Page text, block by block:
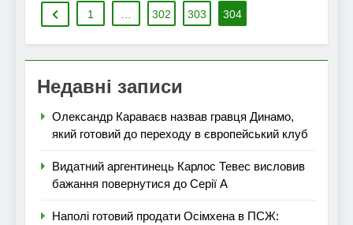
1 302 303 304
Недавні записи
Олександр Караваєв назвав гравця Динамо,
який готовий до переходу в європейський клуб
Видатний аргентинець Карлос Тевес висловив
бажання повернутися до Серії А
Наполі готовий продати Осімхена в ПСЖ: